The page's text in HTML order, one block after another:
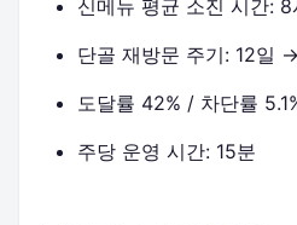
신메뉴 평균 소진 시간:
단골 재방문 주기: 12일
도달률 42% / 차단률
주당 운영 시간: 15분